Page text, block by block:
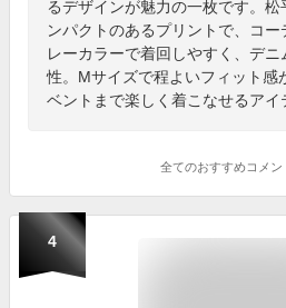
るデザインが魅力の一枚です。
ンパクトのあるプリントで、コ
レーカラーで着回しやすく、デ
性。Mサイズで程よいフィット感
ベントまで楽しく着こなせるアイ
全てのおすすめコメン
4